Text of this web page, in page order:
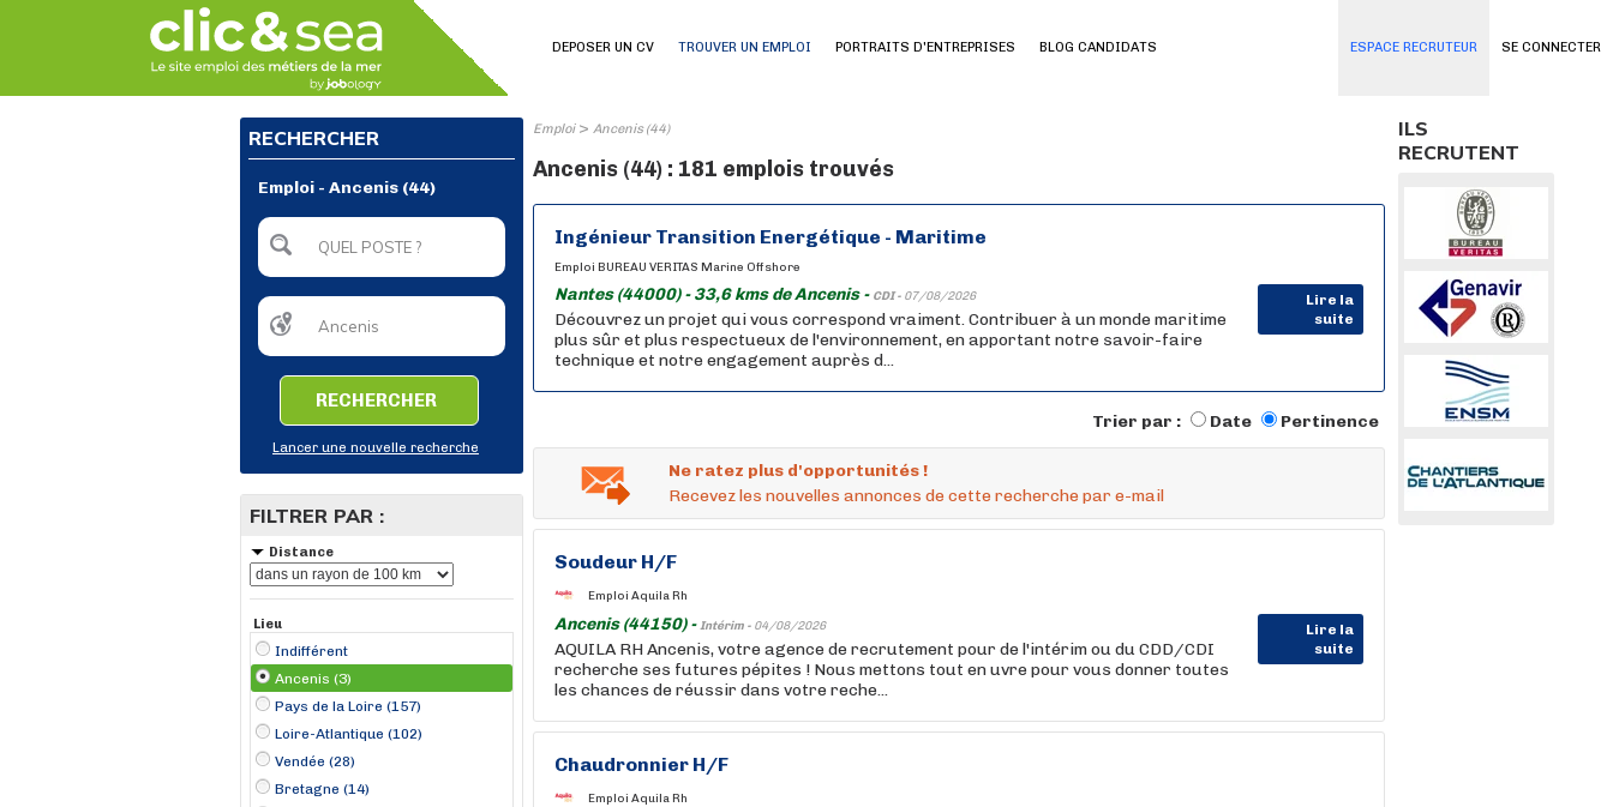
SE CONNECTER
DEPOSER UN CV TROUVER UN EMPLOI PORTRAITS D'ENTREPRISES BLOG CANDIDATS ESPACE RECRUTEUR
RECHERCHER
Emploi - Ancenis (44)
RECHERCHER
Lancer une nouvelle recherche
FILTRER PAR :
Distance
Lieu
Indifférent
Ancenis (3)
Pays de la Loire (157)
Loire-Atlantique (102)
Vendée (28)
Bretagne (14)
Emploi> Ancenis (44)
Ancenis (44) : 181 emplois trouvés
Ingénieur Transition Energétique - Maritime
Emploi BUREAU VERITAS Marine Offshore
Nantes (44000) - 33,6 kms de Ancenis - CDI - 07/08/2026
Lire la
suite
Découvrez un projet qui vous correspond vraiment. Contribuer à un monde maritime
plus sûr et plus respectueux de l'environnement, en apportant notre savoir-faire
technique et notre engagement auprès d...
Trier par : Date Pertinence
Ne ratez plus d'opportunités !
Recevez les nouvelles annonces de cette recherche par e-mail
Soudeur H/F
Emploi Aquila Rh
Ancenis (44150) -Intérim - 04/08/2026
Lire la
suite
AQUILA RH Ancenis, votre agence de recrutement pour de l'intérim ou du CDD/CDI
recherche ses futures pépites ! Nous mettons tout en uvre pour vous donner toutes
les chances de réussir dans votre reche...
Chaudronnier H/F
Emploi Aquila Rh
ILS
RECRUTENT